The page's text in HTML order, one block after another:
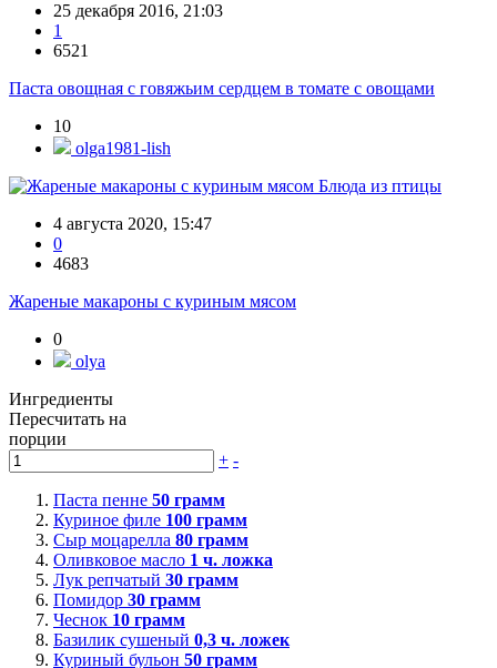
25 декабря 2016, 21:03
1
6521
Паста овощная с говяжьим сердцем в томате с овощами
10
olga1981-lish
Блюда из птицы
4 августа 2020, 15:47
0
4683
Жареные макароны с куриным мясом
0
olya
Ингредиенты
Пересчитать на
порции
+ -
Паста пенне 50 грамм
Куриное филе 100 грамм
Сыр моцарелла 80 грамм
Оливковое масло 1 ч. ложка
Лук репчатый 30 грамм
Помидор 30 грамм
Чеснок 10 грамм
Базилик сушеный 0,3 ч. ложек
Куриный бульон 50 грамм